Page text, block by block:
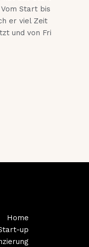
Start bis
er viel Zeit
und von Fri
Home
up